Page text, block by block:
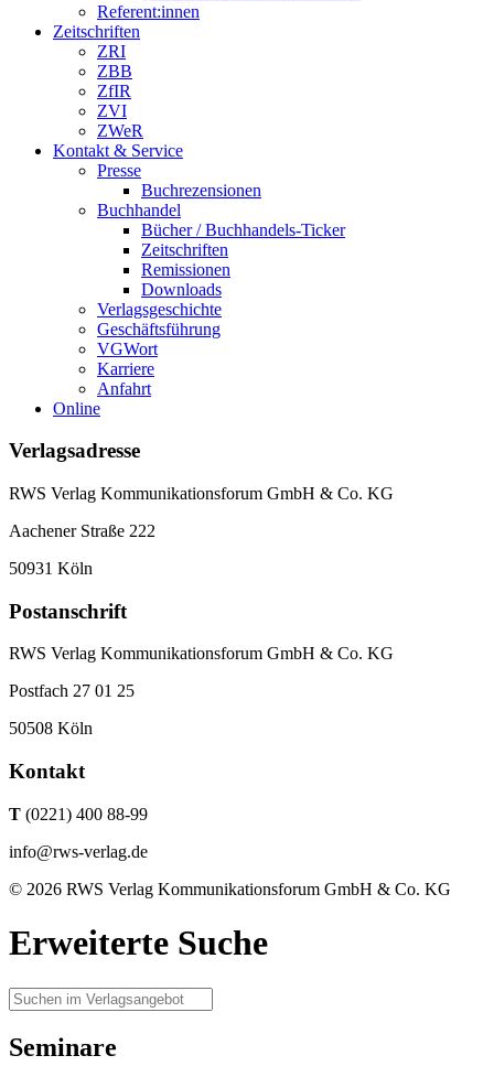
Referent:innen
Zeitschriften
ZRI
ZBB
ZfIR
ZVI
ZWeR
Kontakt & Service
Presse
Buchrezensionen
Buchhandel
Bücher / Buchhandels-Ticker
Zeitschriften
Remissionen
Downloads
Verlagsgeschichte
Geschäftsführung
VGWort
Karriere
Anfahrt
Online
Verlagsadresse
RWS Verlag Kommunikationsforum GmbH & Co. KG
Aachener Straße 222
50931 Köln
Postanschrift
RWS Verlag Kommunikationsforum GmbH & Co. KG
Postfach 27 01 25
50508 Köln
Kontakt
T (0221) 400 88-99
info@rws-verlag.de
© 2026 RWS Verlag Kommunikationsforum GmbH & Co. KG
Erweiterte Suche
Seminare